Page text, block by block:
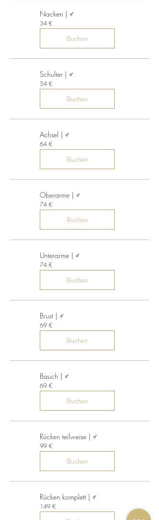
Nacken | ♂
34
Euro
34 €
Buchen
Schulter | ♂
54
Euro
54 €
Buchen
Achsel | ♂
64
Euro
64 €
Buchen
Oberarme | ♂
74
Euro
74 €
Buchen
Unterarme | ♂
74
Euro
74 €
Buchen
Brust | ♂
69
Euro
69 €
Buchen
Bauch | ♂
69
Euro
69 €
Buchen
Rücken teilweise | ♂
99
Euro
99 €
Buchen
Rücken komplett | ♂
149
Euro
149 €